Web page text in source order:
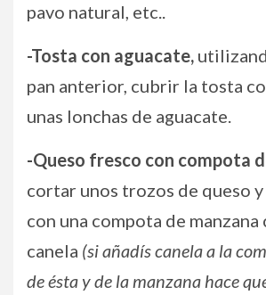
pavo natural, etc..
-Tosta con aguacate,
pan anterior, cubrir la tosta
unas lonchas de aguacate.
-Queso fresco con compota
cortar unos trozos de queso y
con una compota de manzana
canela (si añadís canela a la
de ésta y de la manzana hace